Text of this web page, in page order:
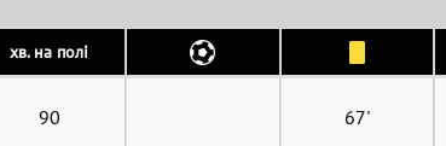
хв. на полі
90 67'